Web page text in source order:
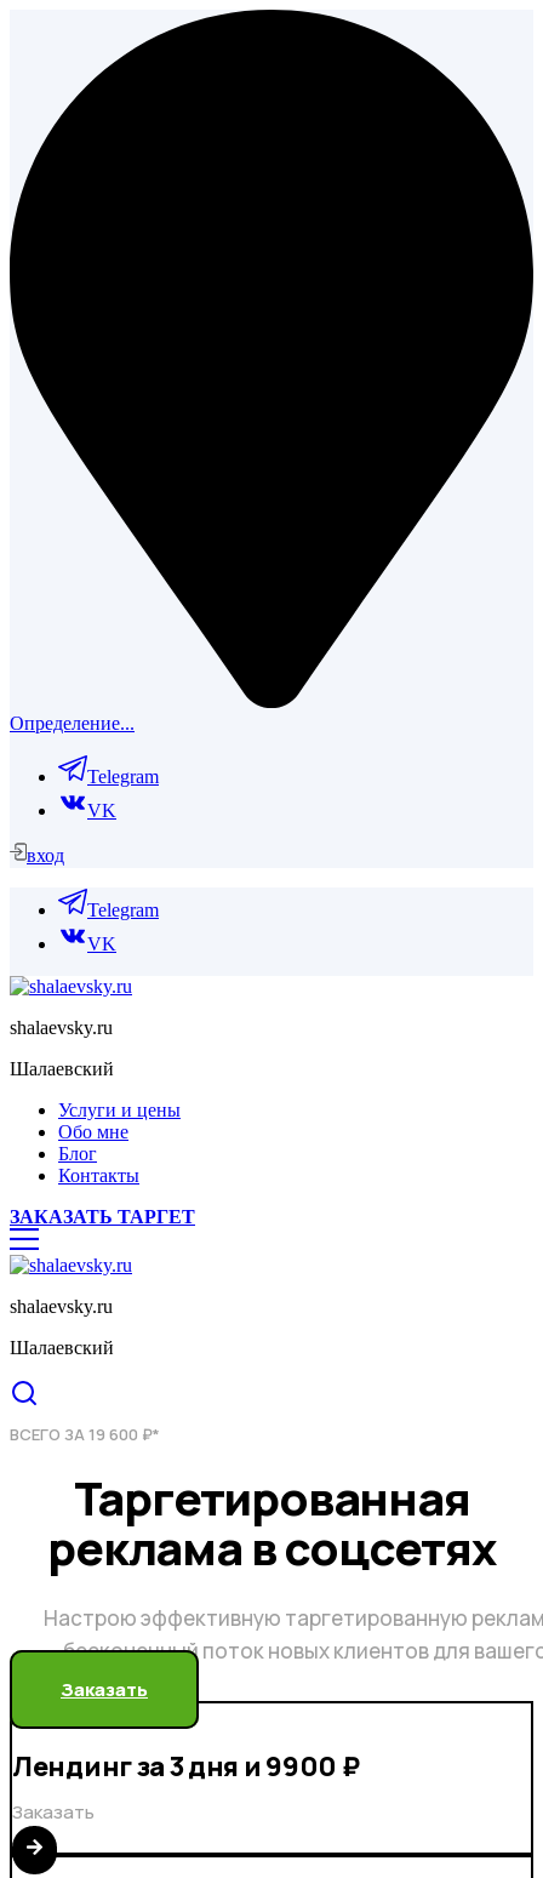
Определение...
Telegram
VK
вход
Telegram
VK
shalaevsky.ru
Шалаевский
Услуги и цены
Обо мне
Блог
Контакты
ЗАКАЗАТЬ ТАРГЕТ
shalaevsky.ru
Шалаевский
ВСЕГО ЗА 19 600 ₽*
Таргетированная
реклама в соцсетях
Настрою эффективную таргетированную
бесконечный поток новых клиентов для
Заказать
Лендинг за 3 дня и 9900 ₽
Заказать